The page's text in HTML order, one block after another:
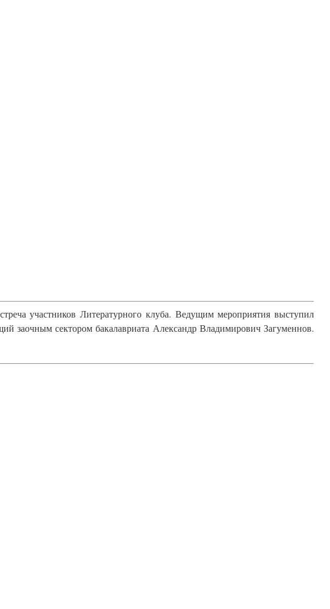
участников Литературного клуба. Ведущим мероприятия выступил
заочным сектором бакалавриата Александр Владимирович Загуменнов.